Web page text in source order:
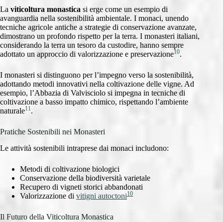
La viticoltura monastica si erge come un esempio di
avanguardia nella sostenibilità ambientale. I monaci, unendo
tecniche agricole antiche a strategie di conservazione avanzate,
dimostrano un profondo rispetto per la terra. I monasteri italiani,
considerando la terra un tesoro da custodire, hanno sempre
adottato un approccio di valorizzazione e preservazione10.
I monasteri si distinguono per l’impegno verso la sostenibilità,
adottando metodi innovativi nella coltivazione delle vigne. Ad
esempio, l’Abbazia di Valvisciolo si impegna in tecniche di
coltivazione a basso impatto chimico, rispettando l’ambiente
naturale11.
Pratiche Sostenibili nei Monasteri
Le attività sostenibili intraprese dai monaci includono:
Metodi di coltivazione biologici
Conservazione della biodiversità varietale
Recupero di vigneti storici abbandonati
Valorizzazione di vitigni autoctoni10
Il Futuro della Viticoltura Monastica